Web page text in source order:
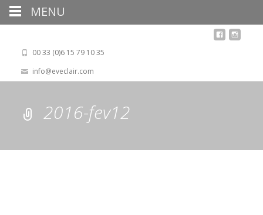
00 33 (0)6 15 79 10 35
info@eveclair.com
2016-fev12
MENU